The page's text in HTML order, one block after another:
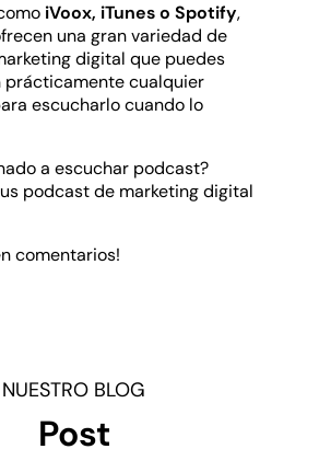
iVoox, iTunes o Spotify,
una gran variedad de
digital que puedes
prácticamente cualquier
escucharlo cuando lo
a escuchar podcast?
podcast de marketing digital
comentarios!
NUESTRO BLOG
Post